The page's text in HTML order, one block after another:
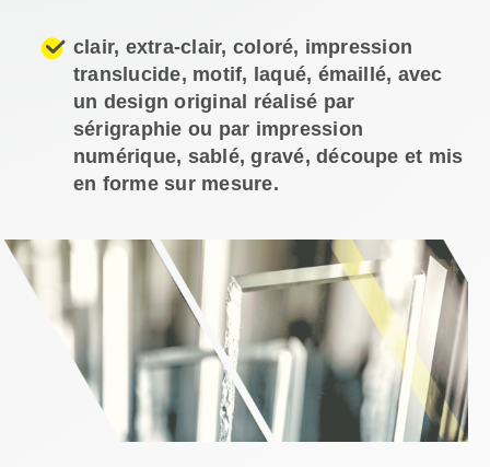
clair, extra-clair, coloré, impression
translucide, motif, laqué, émaillé, avec
un design original réalisé par
sérigraphie ou par impression
numérique, sablé, gravé, découpe et mis
en forme sur mesure.